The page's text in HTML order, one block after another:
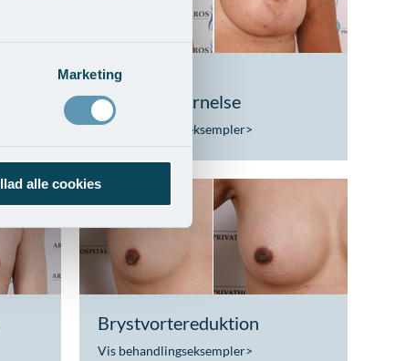
Marketing
alle cookies
af
Brystløft og
implantatfjernelse
Vis behandlingseksempler>
Brystvortereduktion
Vis behandlingseksempler>